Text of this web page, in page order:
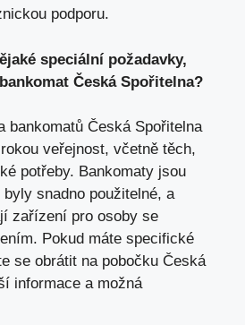
podporu.
⁢speciální požadavky,
Česká Spořitelna?
bankomatů Česká Spořitelna
veřejnost, včetně těch,
potřeby. Bankomaty​ jsou
snadno použitelné, a
zařízení pro osoby se
Pokud máte specifické
se obrátit na pobočku Česká
‍informace a možná